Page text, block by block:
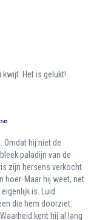
Het is gelukt!
Omdat hij niet de
paladijn van de
zijn hersens verkocht
hoer. Maar hij weet, net
is. Luid
die hem doorziet.
kent hij al lang